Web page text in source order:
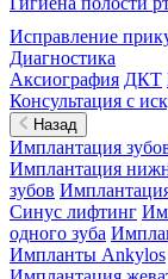
Исправление
Диагностика
Аксиография ДКТ
Консультация с
Назад
Имплантация
Имплантация
зубов
Синус лифтинг
одного зуба
Импланты Ankylos